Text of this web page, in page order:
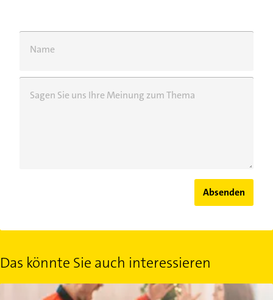
Name
Sagen Sie uns Ihre Meinung zum Thema
Absenden
Das könnte Sie auch interessieren
Stress lass nach: Tipps für eine entspannte Weihnachtszeit